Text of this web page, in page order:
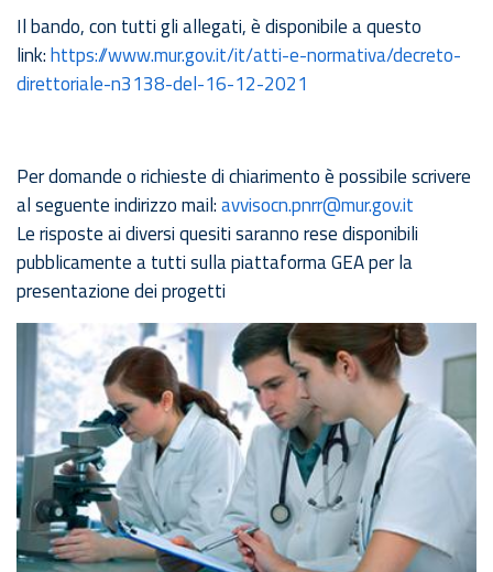
Il bando, con tutti gli allegati, è disponibile a questo
link:https://www.mur.gov.it/it/atti-e-normativa/decreto-
direttoriale-n3138-del-16-12-2021
Per domande o richieste di chiarimento è possibile scrivere
al seguente indirizzo mail:avvisocn.pnrr@mur.gov.it
Le risposte ai diversi quesiti saranno rese disponibili
pubblicamente a tutti sulla piattaforma GEA per la
presentazione dei progetti